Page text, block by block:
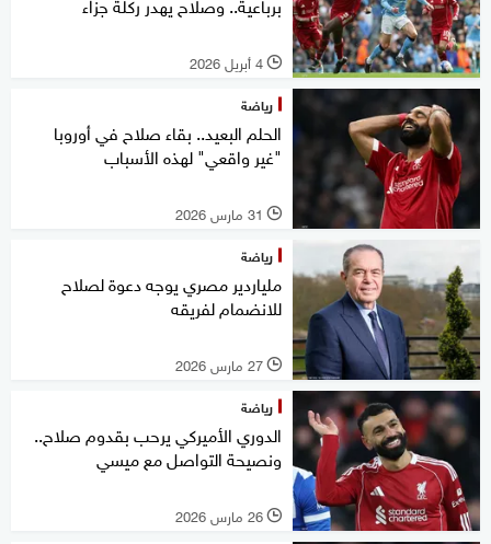
l 4 أبريل 2026
رياضة
الحلم البعيد.. بقاء صلاح في أوروبا
"غير واقعي" لهذه الأسباب
l 31 مارس 2026
رياضة
ملياردير مصري يوجه دعوة لصلاح
للانضمام لفريقه
l 27 مارس 2026
رياضة
الدوري الأميركي يرحب بقدوم صلاح..
ونصيحة التواصل مع ميسي
l 26 مارس 2026